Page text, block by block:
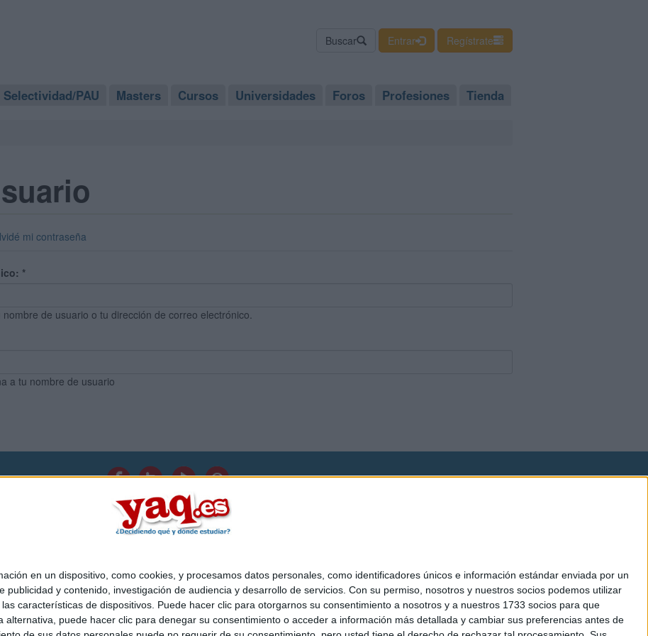
en un dispositivo, como cookies, y procesamos datos personales, como identificadores únicos e información estándar enviada por un
y contenido, investigación de audiencia y desarrollo de servicios. Con su permiso, nosotros y nuestros socios podemos utilizar
características de dispositivos. Puede hacer clic para otorgarnos su consentimiento a nosotros y a nuestros 1733 socios para que
puede hacer clic para denegar su consentimiento o acceder a información más detallada y cambiar sus preferencias antes de
Buscar Entrar Regístrate
Selectividad/PAU Masters Cursos Universidades Foros Profesiones Tienda
mi contraseña
*
de usuario o tu dirección de correo electrónico.
a tu nombre de usuario
Quiénes somos| Contactar|Anúnciate
Politica de privacidad|Condiciones generales
- Diego de León 47 - 28006 Madrid [ESPAÑA] - Tel. +34 91 593 2767